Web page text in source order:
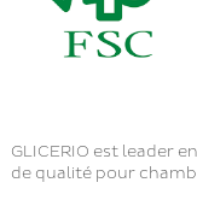
GLICERIO est leader
de qualité pour